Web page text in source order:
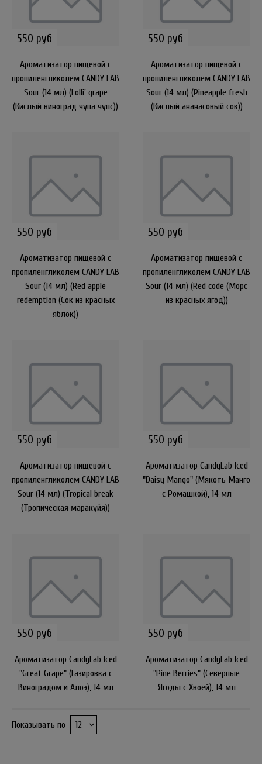
550 руб
Ароматизатор пищевой с
пропиленгликолем CANDY LAB
Sour (14 мл) (Lolli' grape
(Кислый виноград чупа чупс))
550 руб
Ароматизатор пищевой с
пропиленгликолем CANDY LAB
Sour (14 мл) (Pineapple fresh
(Кислый ананасовый сок))
550 руб
Ароматизатор пищевой с
пропиленгликолем CANDY LAB
Sour (14 мл) (Red apple
redemption (Сок из красных
яблок))
550 руб
Ароматизатор пищевой с
пропиленгликолем CANDY LAB
Sour (14 мл) (Red code (Морс
из красных ягод))
550 руб
Ароматизатор пищевой с
пропиленгликолем CANDY LAB
Sour (14 мл) (Tropical break
(Тропическая маракуйя))
550 руб
Ароматизатор CandyLab Iced
"Daisy Mango" (Мякоть Манго
с Ромашкой), 14 мл
550 руб
Ароматизатор CandyLab Iced
"Great Grape" (Газировка с
Виноградом и Алоэ), 14 мл
550 руб
Ароматизатор CandyLab Iced
"Pine Berries" (Северные
Ягоды с Хвоей), 14 мл
Показывать по